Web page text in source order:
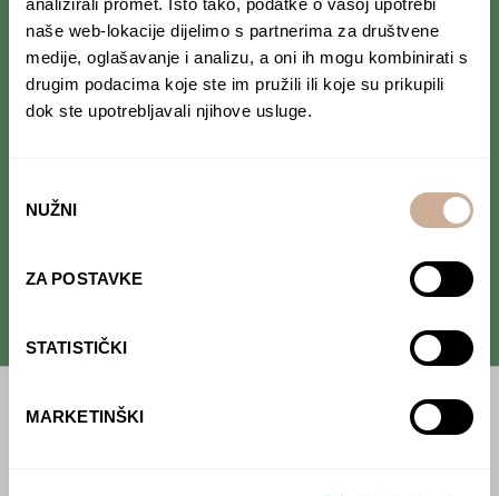
naše web-lokacije dijelimo s partnerima za društvene
medije, oglašavanje i analizu, a oni ih mogu kombinirati s
drugim podacima koje ste im pružili ili koje su prikupili
dok ste upotrebljavali njihove usluge.
pristanka
NUŽNI
ZA POSTAVKE
STATISTIČKI
MARKETINŠKI
PRATI NAS NA DRUŠTVENIM MREŽAMA
propusti novosti iz svijeta ekspedicionizma i